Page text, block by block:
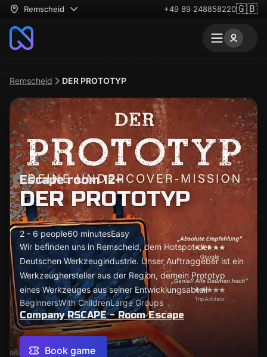
Remscheid +49 89 248858220🇬🇧
Remscheid DER PROTOTYP
Escape room 12+
DER PROTOTYP
2 - 6 people60 minutesEasy
Wir befinden uns in Remscheid, dem Hotspot der
Deutschen Werkzeugindustrie. Unser Auftraggeber ist ein
Werkzeughersteller aus der Region, demein Prototyp
eines Werkzeuges aus seiner Entwicklungsabteil
BeginnersWith ChildrenLarge Groups
Company RSCAPE - Room Escape
Book game